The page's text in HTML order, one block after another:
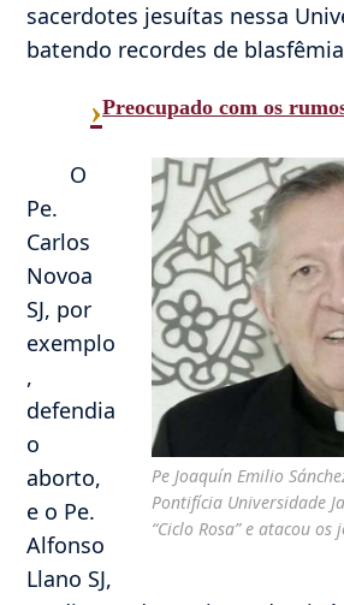
sacerdotes jesuítas nessa
batendo recordes de
›Preocupado com os
Pe Joaquín Emilio
Pontifícia Universidade
“Ciclo Rosa” e atacou os
O
Pe.
Carlos
Novoa
SJ, por
exemplo
,
defendia
o
aborto,
e o Pe.
Alfonso
Llano SJ,